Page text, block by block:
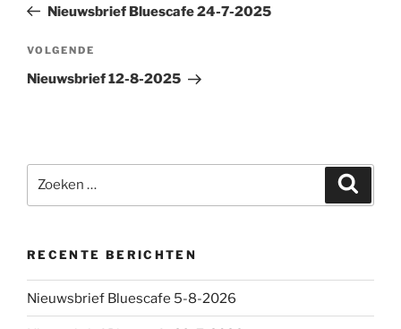
berichtNieuwsbrief Bluescafe 24-7-2025
Volgend
bericht
VOLGENDE
Nieuwsbrief 12-8-2025
naar:
RECENTE BERICHTEN
Nieuwsbrief Bluescafe 5-8-2026